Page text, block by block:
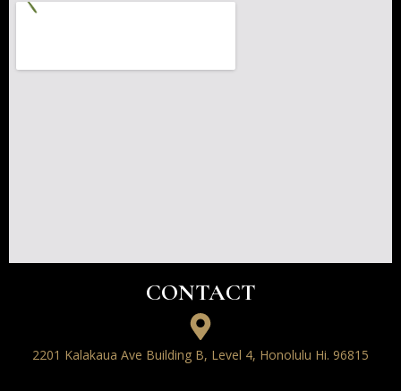
CONTACT
2201 Kalakaua Ave Building B, Level 4, Honolulu Hi. 96815